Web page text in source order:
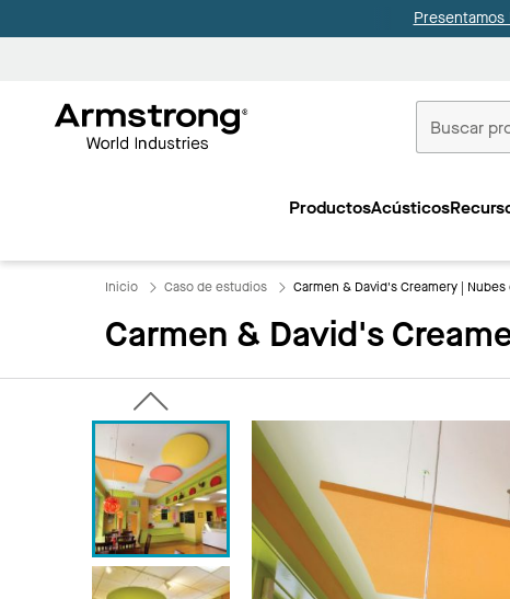
Presentamos
Inicio
ProductosAcústicos
Inicio Caso de estudios Carmen & David's Creamery |
Carmen & David's